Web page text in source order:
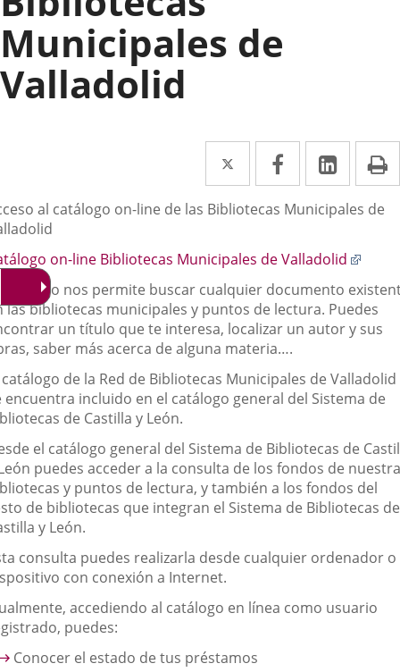
Municipales de
Valladolid
Twitter
Enlace
a
una
aplicación
externa.
Facebook
Enlace
a
una
aplicación
externa.
Enlace
a
una
al catálogo on-line de las Bibliotecas Municipales de
on-line Bibliotecas Municipales de Valladolid
una
catálogo nos permite buscar cualquier documento
las bibliotecas municipales y puntos de lectura. Puedes
un título que te interesa, localizar un autor y sus
saber más acerca de alguna materia….
catálogo de la Red de Bibliotecas Municipales de Valladolid
encuentra incluido en el catálogo general del Sistema de
de Castilla y León.
el catálogo general del Sistema de Bibliotecas de
puedes acceder a la consulta de los fondos de
y puntos de lectura, y también a los fondos del
de bibliotecas que integran el Sistema de Bibliotecas de
y León.
consulta puedes realizarla desde cualquier ordenador o
con conexión a Internet.
accediendo al catálogo en línea como usuario
puedes:
Conocer el estado de tus préstamos